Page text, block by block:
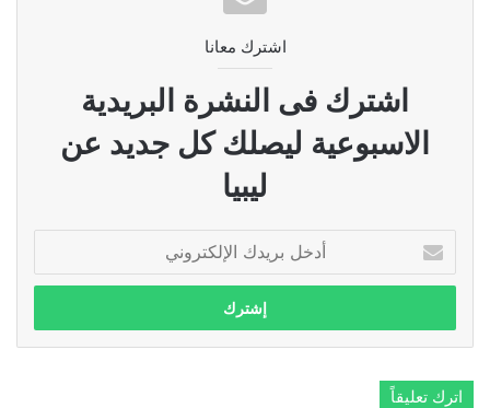
اشترك معانا
اشترك فى النشرة البريدية
الاسبوعية ليصلك كل جديد عن
ليبيا
بريدك
الإلكتروني
اترك تعليقاً